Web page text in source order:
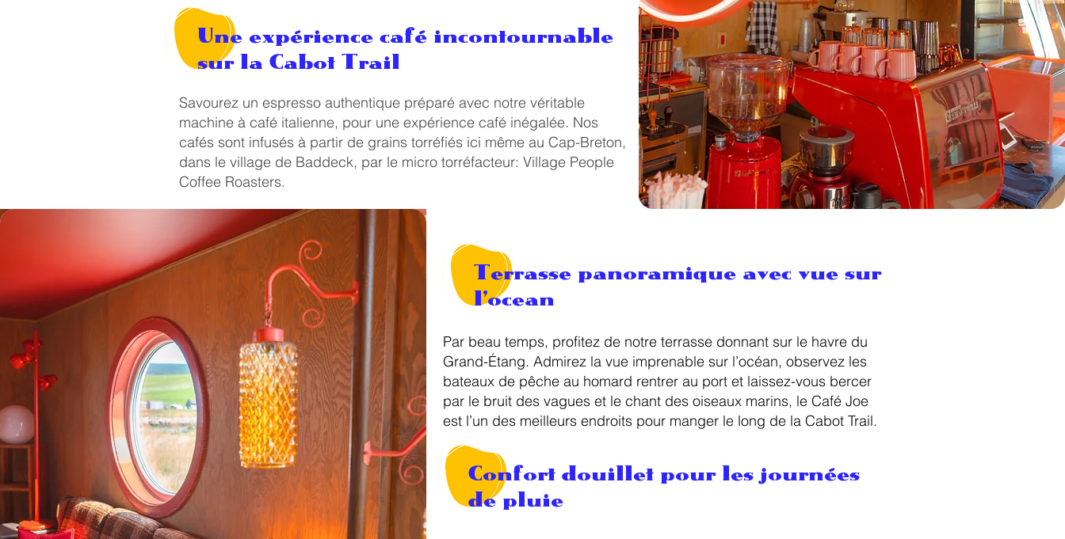
Une expérience café incontournable
sur la Cabot Trail
Savourez un espresso authentique préparé avec notre véritable
machine à café italienne, pour une expérience café inégalée. Nos
cafés sont infusés à partir de grains torréfiés ici même au Cap-Breton,
dans le village de Baddeck, par le micro torréfacteur: Village People
Coffee Roasters.
Terrasse panoramique avec vue sur
l'ocean
Par beau temps, profitez de notre terrasse donnant sur le havre du
Grand-Étang. Admirez la vue imprenable sur l’océan, observez les
bateaux de pêche au homard rentrer au port et laissez-vous bercer
par le bruit des vagues et le chant des oiseaux marins, le Café Joe
est l’un des meilleurs endroits pour manger le long de la Cabot Trail.
Confort douillet pour les journées
de pluie